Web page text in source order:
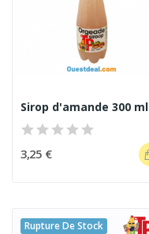
Sirop d'amande 300 ml
3,25 €
Rupture De Stock